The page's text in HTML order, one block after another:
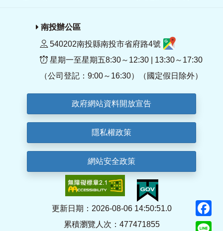
南投辦公區
540202南投縣南投市省府路4號
星期一至星期五8:30～12:30 | 13:30～17:30
（公司登記：9:00～16:30）（國定假日除外）
政府網站資料開放宣告
隱私權政策
網站安全政策
更新日期：2026-08-06 14:50:51.0
累積瀏覽人次：477471855